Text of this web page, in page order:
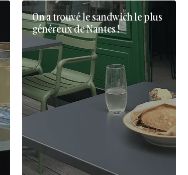
On a trouvé le sandwich le plus
généreux de Nantes !